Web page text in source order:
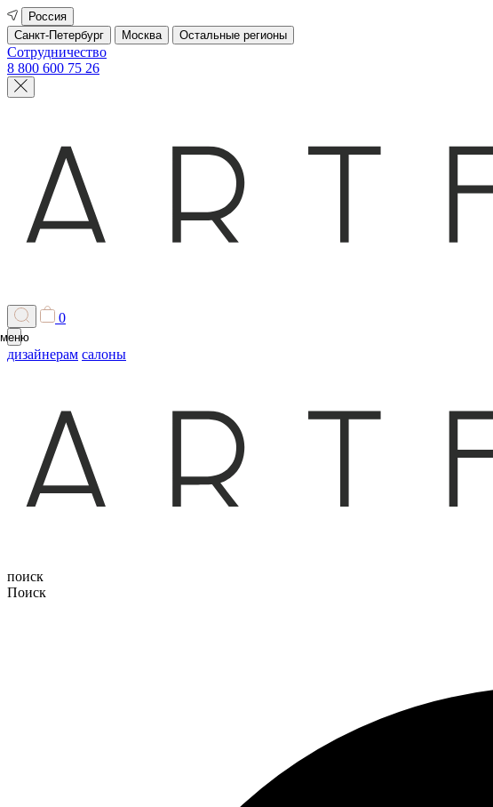
Россия
Санкт-Петербург
Москва Остальные регионы
Сотрудничество
8 800 600 75 26
0
меню
дизайнерам салоны
поиск
Поиск